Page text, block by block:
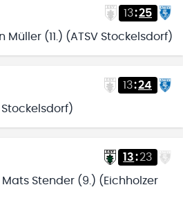
13:25
Müller (11.) (ATSV Stockelsdorf)
13:24
Stockelsdorf)
13:23
Stender (9.) (Eichholzer